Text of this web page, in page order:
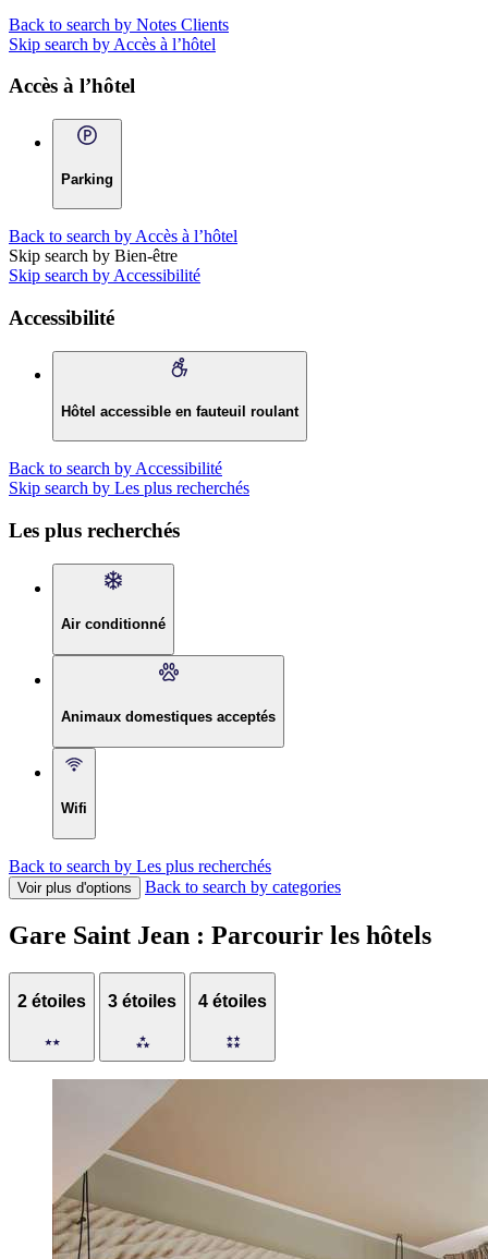
Back to search by Notes Clients
Skip search by Accès à l’hôtel
Accès à l’hôtel
Parking
Back to search by Accès à l’hôtel
Skip search by Bien-être
Skip search by Accessibilité
Accessibilité
Hôtel accessible en fauteuil roulant
Back to search by Accessibilité
Skip search by Les plus recherchés
Les plus recherchés
Air conditionné
Animaux domestiques acceptés
Wifi
Back to search by Les plus recherchés
Voir plus d'options Back to search by categories
Gare Saint Jean : Parcourir les hôtels
2 étoiles 3 étoiles 4 étoiles